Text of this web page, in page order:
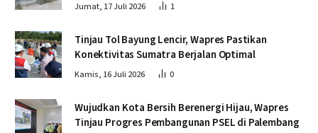
Jumat, 17 Juli 2026 1
Tinjau Tol Bayung Lencir, Wapres Pastikan
Konektivitas Sumatra Berjalan Optimal
Kamis, 16 Juli 2026 0
Wujudkan Kota Bersih Berenergi Hijau, Wapres
Tinjau Progres Pembangunan PSEL di Palembang